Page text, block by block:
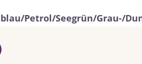
Petrol/Seegrün/Grau-/